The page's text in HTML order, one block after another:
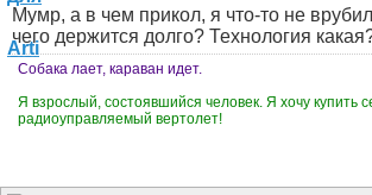
Мумр, а в чем прикол, я что-то не
чего держится долго? Технология
Собака лает, караван идет.
Я взрослый, состоявшийся человек. Я хочу купить
радиоуправляемый вертолет!